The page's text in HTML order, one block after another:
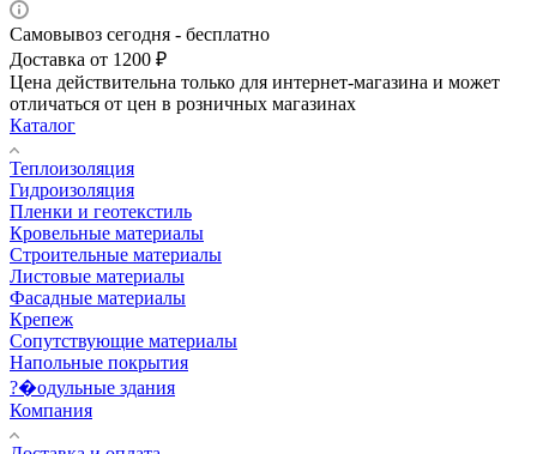
Самовывоз сегодня - бесплатно
Доставка от 1200 ₽
Цена действительна только для интернет-магазина и может
отличаться от цен в розничных магазинах
Каталог
Теплоизоляция
Гидроизоляция
Пленки и геотекстиль
Кровельные материалы
Строительные материалы
Листовые материалы
Фасадные материалы
Крепеж
Сопутствующие материалы
Напольные покрытия
?�одульные здания
Компания